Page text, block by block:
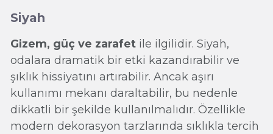
Siyah
Gizem, güç ve zarafet ile ilgilidir. Siyah,
odalara dramatik bir etki kazandırabilir ve
şıklık hissiyatını artırabilir. Ancak aşırı
kullanımı mekanı daraltabilir, bu nedenle
dikkatli bir şekilde kullanılmalıdır. Özellikle
modern dekorasyon tarzlarında sıklıkla tercih